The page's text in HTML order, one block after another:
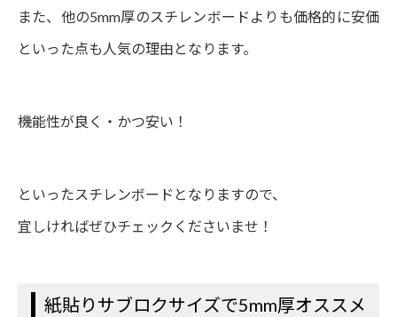
また、他の5mm厚のスチレンボードよりも価格的に安価
といった点も人気の理由となります。
機能性が良く・かつ安い！
といったスチレンボードとなりますので、
宜しければぜひチェックくださいませ！
紙貼りサブロクサイズで5mm厚オススメ